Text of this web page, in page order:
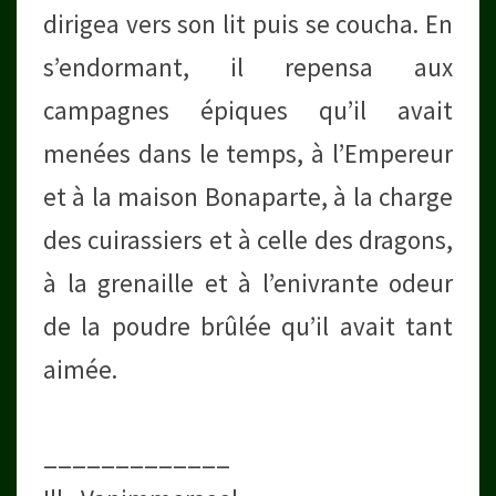
dirigea vers son lit puis se coucha. En
s’endormant, il repensa aux
campagnes épiques qu’il avait
menées dans le temps, à l’Empereur
et à la maison Bonaparte, à la charge
des cuirassiers et à celle des dragons,
à la grenaille et à l’enivrante odeur
de la poudre brûlée qu’il avait tant
aimée.